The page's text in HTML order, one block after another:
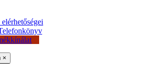
×